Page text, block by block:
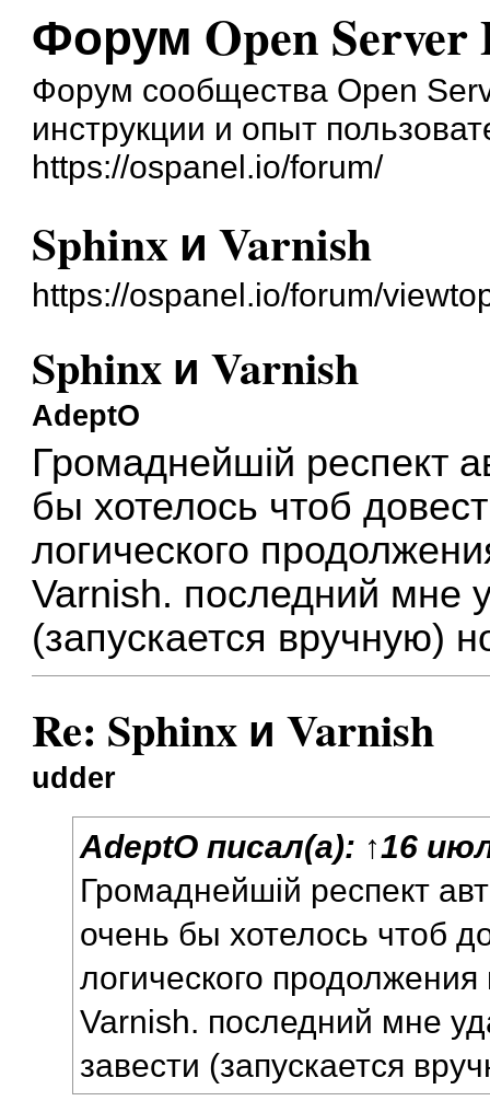
Форум Open Server
Форум сообщества Open
инструкции и опыт
https://ospanel.io/forum/
Sphinx и Varnish
https://ospanel.io/forum/
Sphinx и Varnish
AdeptO
Громаднейшій респект
бы хотелось чтоб
логического
Varnish. последний мне
(запускается вручную)
Re: Sphinx и Varnish
udder
AdeptO писал(а): ↑16
Громаднейшій респект
очень бы хотелось чтоб
логического
Varnish. последний мне
завести (запускается